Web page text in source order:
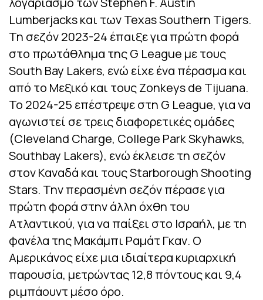
Lumberjacks και των Texas Southern Tigers.
Τη σεζόν 2023-24 έπαιξε για πρώτη φορά
στο πρωτάθλημα της G League με τους
South Bay Lakers, ενώ είχε ένα πέρασμα και
από το Μεξικό και τους Zonkeys de Tijuana.
Το 2024-25 επέστρεψε στη G League, για να
αγωνιστεί σε τρεις διαφορετικές ομάδες
(Cleveland Charge, College Park Skyhawks,
Southbay Lakers), ενώ έκλεισε τη σεζόν
στον Καναδά και τους Starborough Shooting
Stars. Την περασμένη σεζόν πέρασε για
πρώτη φορά στην άλλη όχθη του
Ατλαντικού, για να παίξει στο Ισραήλ, με τη
φανέλα της Μακάμπι Ραμάτ Γκαν. Ο
Αμερικάνος είχε μια ιδιαίτερα κυριαρχική
παρουσία, μετρώντας 12,8 πόντους και 9,4
ριμπάουντ μέσο όρο.